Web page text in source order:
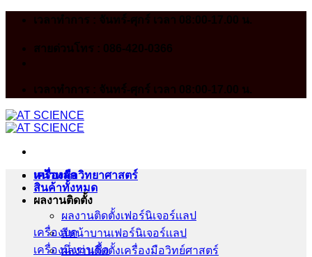
Skip
เวลาทำการ : จันทร์-ศุกร์ เวลา 08:00-17.00 น.
สายด่วนโทร : 086-420-0366
เวลาทำการ : จันทร์-ศุกร์ เวลา 08:00-17.00 น.
หน้าหลัก
สินค้าทั้งหมด
ผลงานติดตั้ง
ผลงานติดตั้งเฟอร์นิเจอร์เเลป
สีหน้าบานเฟอร์นิเจอร์เเลป
ผลงานติดตั้งเครื่องมือวิทย์ศาสตร์
เครื่องมือวิทยาศาสตร์
เครื่องบด
เครื่องนึ่งฆ่าเชื้อ